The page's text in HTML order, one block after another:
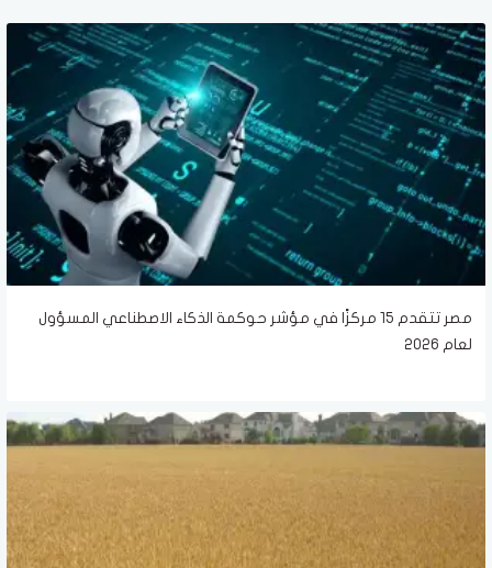
مصر تتقدم 15 مركزًا في مؤشر حوكمة الذكاء الاصطناعي المسؤول
لعام 2026